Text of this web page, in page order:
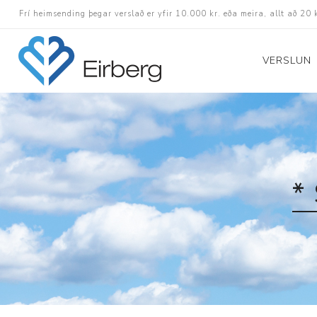
Frí heimsending þegar verslað er yfir 10.000 kr. eða meira, allt að 20
VERSLUN
Skór
Götuskór
Hlaupaskór
Utanvega- og
Barnaskór
Eldri skór á afslætti
*